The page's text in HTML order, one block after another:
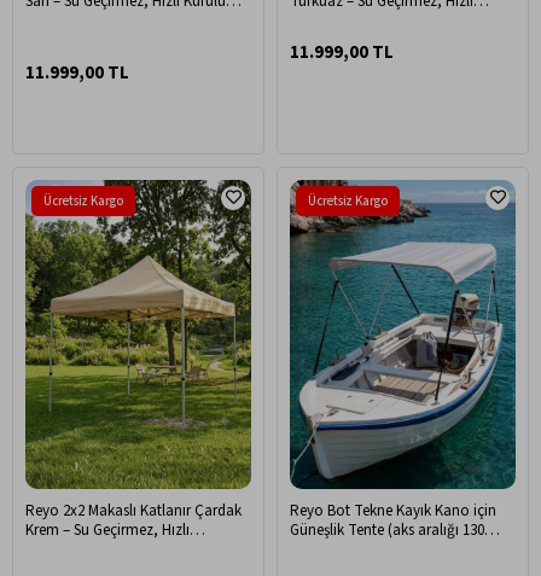
11.999,00 TL
11.999,00 TL
Reyo 2x2 Makaslı Katlanır Çardak
Krem – Su Geçirmez, Hızlı
Ücretsiz Kargo
Reyo Bot Tekne Kayık Kano için
Güneşlik Tente (aks aralığı 130
Ücretsiz Kargo